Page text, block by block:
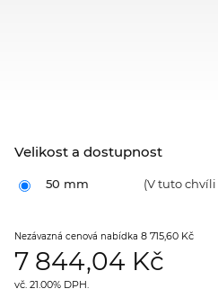
Velikost a dostupnost
50 mm (V tuto
Nezávazná cenová nabídka 8 715,60 Kč
7 844,04 Kč
vč. 21.00% DPH.